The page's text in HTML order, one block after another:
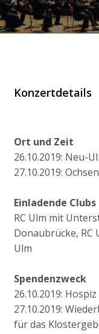
Konzertdetails
Ort und Zeit
26.10.2019: Neu-
27.10.2019:
Einladende Clubs
RC Ulm mit
Donaubrücke, RC
Ulm
Spendenzweck
26.10.2019:
27.10.2019:
für das